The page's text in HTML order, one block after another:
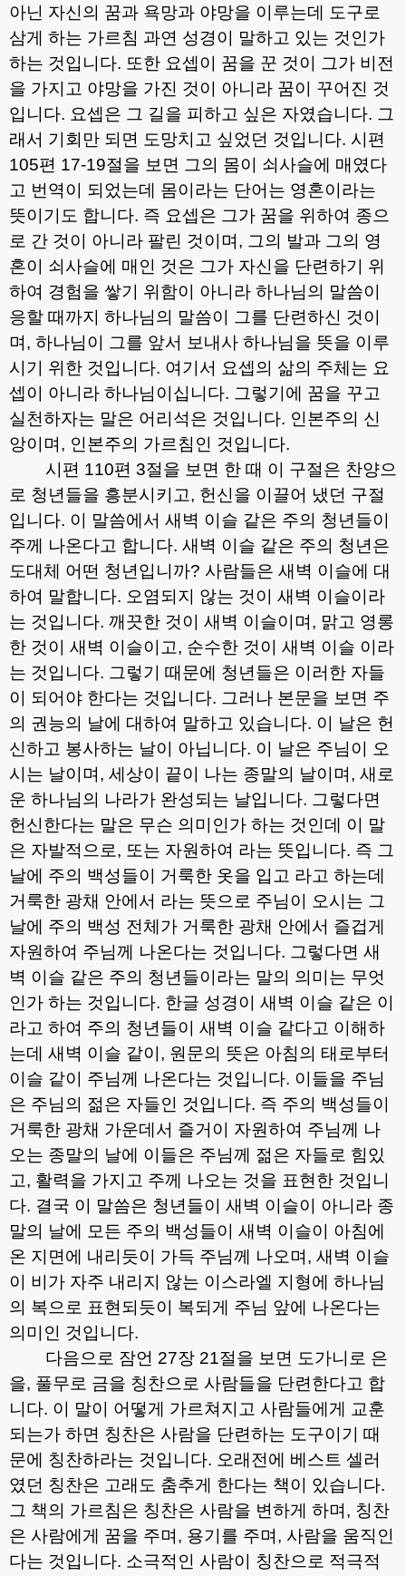
아닌 자신의 꿈과 욕망과 야망을 이루는데 도구로
삼게 하는 가르침 과연 성경이 말하고 있는 것인가
하는 것입니다. 또한 요셉이 꿈을 꾼 것이 그가 비전
을 가지고 야망을 가진 것이 아니라 꿈이 꾸어진 것
입니다. 요셉은 그 길을 피하고 싶은 자였습니다. 그
래서 기회만 되면 도망치고 싶었던 것입니다. 시편
105편 17-19절을 보면 그의 몸이 쇠사슬에 매였다
고 번역이 되었는데 몸이라는 단어는 영혼이라는
뜻이기도 합니다. 즉 요셉은 그가 꿈을 위하여 종으
로 간 것이 아니라 팔린 것이며 , 그의 발과 그의 영
혼이 쇠사슬에 매인 것은 그가 자신을 단련하기 위
하여 경험을 쌓기 위함이 아니라 하나님의 말씀이
응할 때까지 하나님의 말씀이 그를 단련하신 것이
며 , 하나님이 그를 앞서 보내사 하나님을 뜻을 이루
시기 위한 것입니다. 여기서 요셉의 삶의 주체는 요
셉이 아니라 하나님이십니다. 그렇기에 꿈을 꾸고
실천하자는 말은 어리석은 것입니다. 인본주의 신
앙이며 , 인본주의 가르침인 것입니다.
시편 110편 3절을 보면 한 때 이 구절은 찬양으
로 청년들을 흥분시키고, 헌신을 이끌어 냈던 구절
입니다. 이 말씀에서 새벽 이슬 같은 주의 청년들이
주께 나온다고 합니다. 새벽 이슬 같은 주의 청년은
도대체 어떤 청년입니까? 사람들은 새벽 이슬에 대
하여 말합니다. 오염되지 않는 것이 새벽 이슬이라
는 것입니다. 깨끗한 것이 새벽 이슬이며 , 맑고 영롱
한 것이 새벽 이슬이고, 순수한 것이 새벽 이슬 이라
는 것입니다. 그렇기 때문에 청년들은 이러한 자들
이 되어야 한다는 것입니다. 그러나 본문을 보면 주
의 권능의 날에 대하여 말하고 있습니다. 이 날은 헌
신하고 봉사하는 날이 아닙니다. 이 날은 주님이 오
시는 날이며 , 세상이 끝이 나는 종말의 날이며 , 새로
운 하나님의 나라가 완성되는 날입니다. 그렇다면
헌신한다는 말은 무슨 의미인가 하는 것인데 이 말
은 자발적으로, 또는 자원하여 라는 뜻입니다. 즉 그
날에 주의 백성들이 거룩한 옷을 입고 라고 하는데
거룩한 광채 안에서 라는 뜻으로 주님이 오시는 그
날에 주의 백성 전체가 거룩한 광채 안에서 즐겁게
자원하여 주님께 나온다는 것입니다. 그렇다면 새
벽 이슬 같은 주의 청년들이라는 말의 의미는 무엇
인가 하는 것입니다. 한글 성경이 새벽 이슬 같은 이
라고 하여 주의 청년들이 새벽 이슬 같다고 이해하
는데 새벽 이슬 같이 , 원문의 뜻은 아침의 태로부터
이슬 같이 주님께 나온다는 것입니다. 이들을 주님
은 주님의 젊은 자들인 것입니다. 즉 주의 백성들이
거룩한 광채 가운데서 즐거이 자원하여 주님께 나
오는 종말의 날에 이들은 주님께 젊은 자들로 힘있
고, 활력을 가지고 주께 나오는 것을 표현한 것입니
다. 결국 이 말씀은 청년들이 새벽 이슬이 아니라 종
말의 날에 모든 주의 백성들이 새벽 이슬이 아침에
온 지면에 내리듯이 가득 주님께 나오며 , 새벽 이슬
이 비가 자주 내리지 않는 이스라엘 지형에 하나님
의 복으로 표현되듯이 복되게 주님 앞에 나온다는
의미인 것입니다.
다음으로 잠언 27장 21절을 보면 도가니로 은
을, 풀무로 금을 칭찬으로 사람들을 단련한다고 합
니다. 이 말이 어떻게 가르쳐지고 사람들에게 교훈
되는가 하면 칭찬은 사람을 단련하는 도구이기 때
문에 칭찬하라는 것입니다. 오래전에 베스트 셀러
였던 칭찬은 고래도 춤추게 한다는 책이 있습니다.
그 책의 가르침은 칭찬은 사람을 변하게 하며 , 칭찬
은 사람에게 꿈을 주며 , 용기를 주며 , 사람을 움직인
다는 것입니다. 소극적인 사람이 칭찬으로 적극적